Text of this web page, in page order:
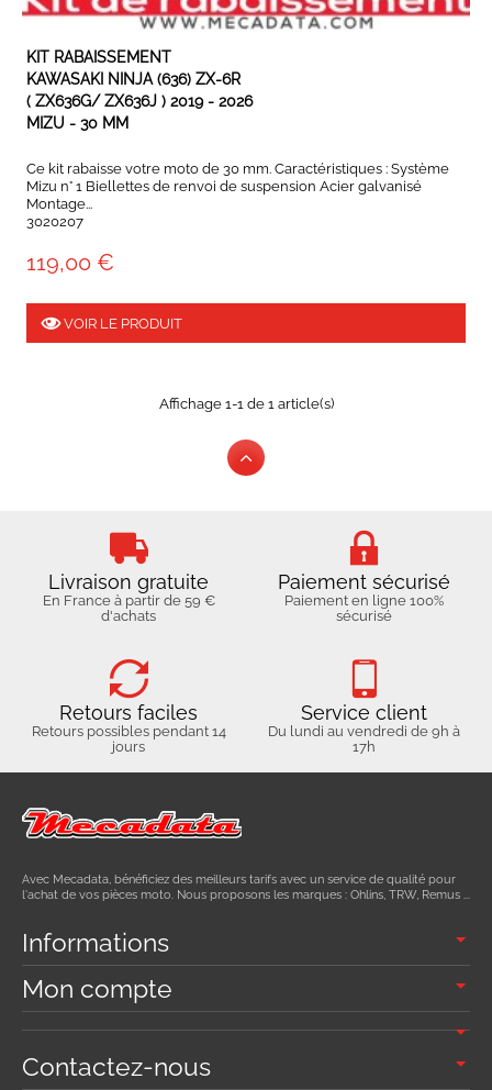
KIT RABAISSEMENT
KAWASAKI NINJA (636) ZX-6R
( ZX636G/ ZX636J ) 2019 - 2026
MIZU - 30 MM
Ce kit rabaisse votre moto de 30 mm. Caractéristiques : Système
Mizu n° 1 Biellettes de renvoi de suspension Acier galvanisé
Montage...
3020207
119,00 €
VOIR LE PRODUIT
Affichage 1-1 de 1 article(s)
Livraison gratuite
En France à partir de 59 €
d'achats
Paiement sécurisé
Paiement en ligne 100%
sécurisé
Retours faciles
Retours possibles pendant 14
jours
Service client
Du lundi au vendredi de 9h à
17h
Avec Mecadata, bénéficiez des meilleurs tarifs avec un service de qualité pour
l'achat de vos pièces moto. Nous proposons les marques : Ohlins, TRW, Remus ...
Informations
Mon compte
Contactez-nous